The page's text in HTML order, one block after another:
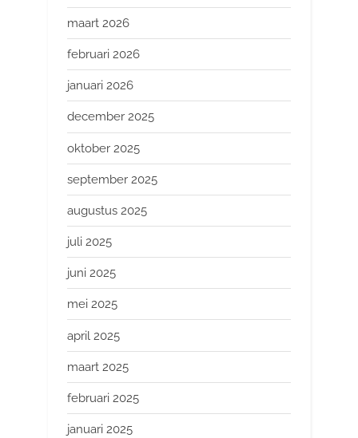
maart 2026
februari 2026
januari 2026
december 2025
oktober 2025
september 2025
augustus 2025
juli 2025
juni 2025
mei 2025
april 2025
maart 2025
februari 2025
januari 2025